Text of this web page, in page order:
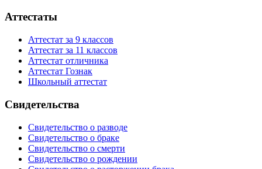
Аттестаты
Аттестат за 9 классов
Аттестат за 11 классов
Аттестат отличника
Аттестат Гознак
Школьный аттестат
Свидетельства
Свидетельство о разводе
Свидетельство о браке
Свидетельство о смерти
Свидетельство о рождении